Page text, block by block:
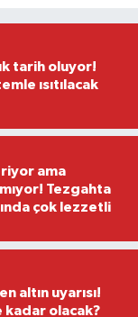
tarih oluyor!
ısıtılacak
ama
Tezgahta
çok lezzetli
altın uyarısı!
kadar olacak?